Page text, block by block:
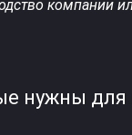
компании
нужны для